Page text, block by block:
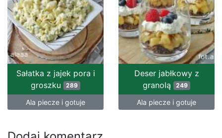
Sałatka z jajek pora i
groszku 289
Ala piecze i gotuje
Deser jabłkowy z
granolą 249
Ala piecze i gotuje